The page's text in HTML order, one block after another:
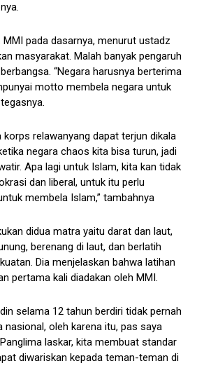
MMI pada dasarnya, menurut ustadz
masyarakat. Malah banyak pengaruh
“Negara harusnya berterima
motto membela negara untuk
korps relawanyang dapat terjun dikala
negara chaos kita bisa turun, jadi
Apa lagi untuk Islam, kita kan tidak
dan liberal, untuk itu perlu
membela Islam,” tambahnya
didua matra yaitu darat dan laut,
berenang di laut, dan berlatih
Dia menjelaskan bahwa latihan
pertama kali diadakan oleh MMI.
selama 12 tahun berdiri tidak pernah
oleh karena itu, pas saya
laskar, kita membuat standar
diwariskan kepada teman-teman di